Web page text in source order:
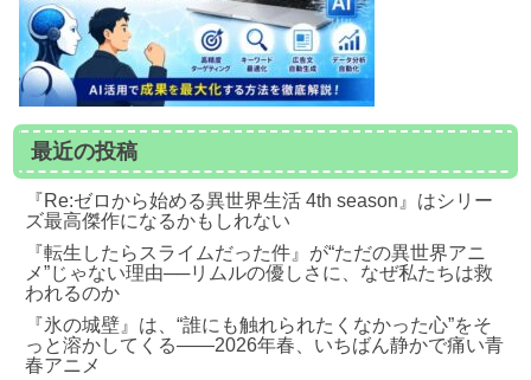
最近の投稿
『Re:ゼロから始める異世界生活 4th season』はシリー
ズ最高傑作になるかもしれない
『転生したらスライムだった件』が“ただの異世界アニ
メ”じゃない理由──リムルの優しさに、なぜ私たちは救
われるのか
『氷の城壁』は、“誰にも触れられたくなかった心”をそ
っと溶かしてくる――2026年春、いちばん静かで痛い青
春アニメ